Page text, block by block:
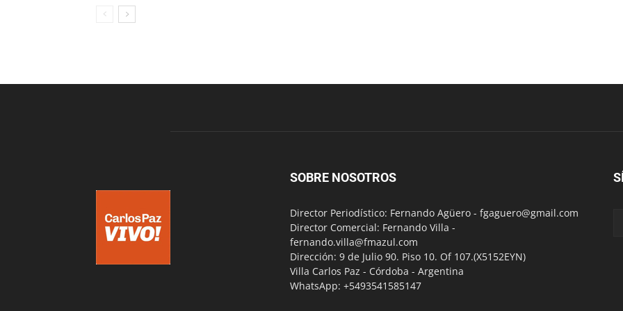
SOBRE NOSOTROS
Director Periodístico: Fernando Agüero - fgaguero@gmail.com
Director Comercial: Fernando Villa -
fernando.villa@fmazul.com
Dirección: 9 de Julio 90. Piso 10. Of 107.(X5152EYN)
Villa Carlos Paz - Córdoba - Argentina
WhatsApp: +5493541585147